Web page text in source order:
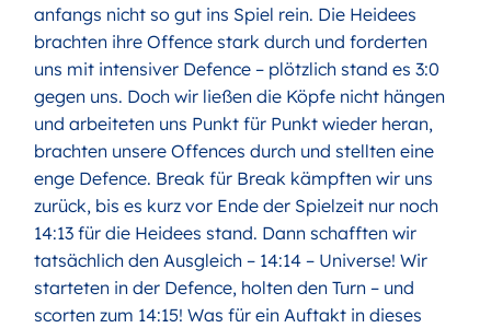
anfangs nicht so gut ins Spiel rein. Die Heidees
brachten ihre Offence stark durch und forderten
uns mit intensiver Defence – plötzlich stand es 3:0
gegen uns. Doch wir ließen die Köpfe nicht hängen
und arbeiteten uns Punkt für Punkt wieder heran,
brachten unsere Offences durch und stellten eine
enge Defence. Break für Break kämpften wir uns
zurück, bis es kurz vor Ende der Spielzeit nur noch
14:13 für die Heidees stand. Dann schafften wir
tatsächlich den Ausgleich – 14:14 – Universe! Wir
starteten in der Defence, holten den Turn – und
scorten zum 14:15! Was für ein Auftakt in dieses